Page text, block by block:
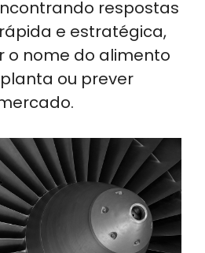
respostas
e estratégica,
o nome do alimento
ou prever